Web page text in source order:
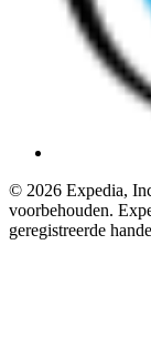
© 2026 Expedia,
voorbehouden.
geregistreerde